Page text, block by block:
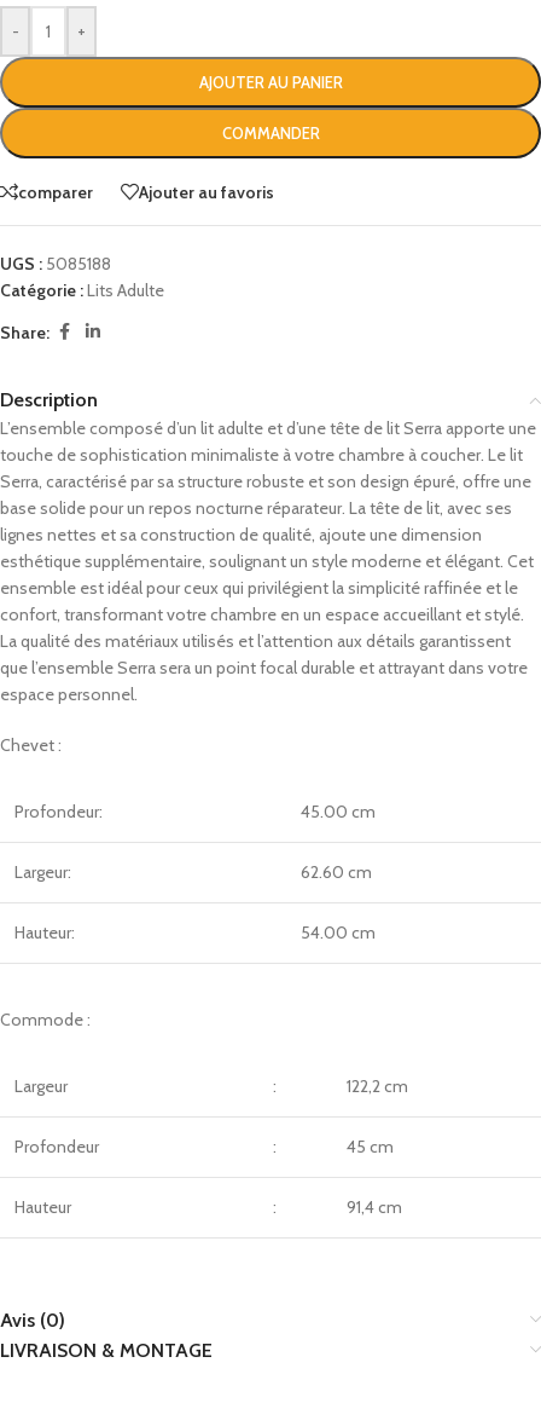
- +
AJOUTER AU PANIER
COMMANDER
comparer Ajouter au favoris
UGS : 5085188
Catégorie :Lits Adulte
Share:
Description
L’ensemble composé d’un lit adulte et d’une tête de lit Serra apporte une
touche de sophistication minimaliste à votre chambre à coucher. Le lit
Serra, caractérisé par sa structure robuste et son design épuré, offre une
base solide pour un repos nocturne réparateur. La tête de lit, avec ses
lignes nettes et sa construction de qualité, ajoute une dimension
esthétique supplémentaire, soulignant un style moderne et élégant. Cet
ensemble est idéal pour ceux qui privilégient la simplicité raffinée et le
confort, transformant votre chambre en un espace accueillant et stylé.
La qualité des matériaux utilisés et l’attention aux détails garantissent
que l’ensemble Serra sera un point focal durable et attrayant dans votre
espace personnel.
Chevet :
Profondeur: 45.00 cm
Largeur: 62.60 cm
Hauteur: 54.00 cm
Commode :
Largeur : 122,2 cm
Profondeur : 45 cm
Hauteur : 91,4 cm
Avis (0)
LIVRAISON & MONTAGE